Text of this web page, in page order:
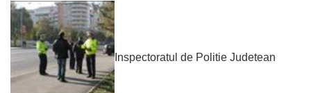
Inspectoratul de Politie Judetean